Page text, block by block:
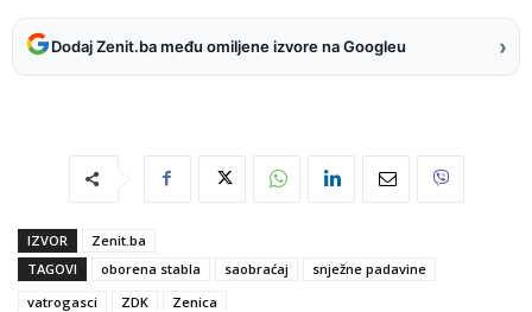
Dodaj Zenit.ba među omiljene izvore na Googleu ›
IZVOR
Zenit.ba
TAGOVI
oborena stabla saobraćaj
snježne padavine
vatrogasci
ZDK Zenica